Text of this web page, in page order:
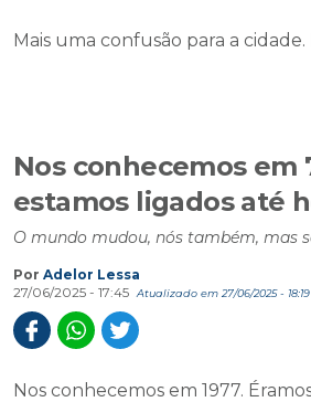
Mais uma confusão para a cidade.
Nos conhecemos em
estamos ligados até
O mundo mudou, nós também, mas
Por Adelor Lessa
27/06/2025 - 17:45
Atualizado em 27/06/2025 - 18:19
Nos conhecemos em 1977.